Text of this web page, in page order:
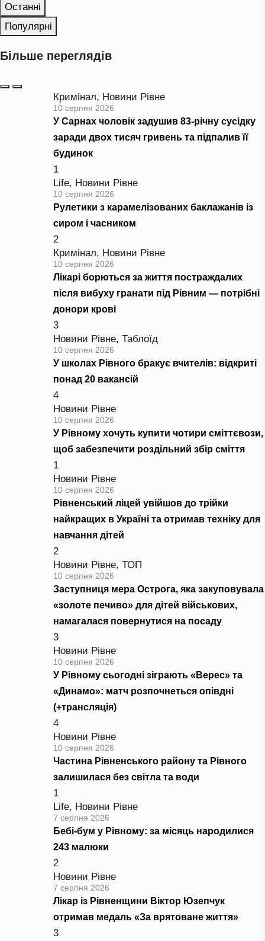
Останні
Популярні
Більше переглядів
Кримінал, Новини Рівне
10 серпня 2026
У Сарнах чоловік задушив 83-річну сусідку
заради двох тисяч гривень та підпалив її
будинок
1
Life, Новини Рівне
10 серпня 2026
Рулетики з карамелізованих баклажанів із
сиром і часником
2
Кримінал, Новини Рівне
10 серпня 2026
Лікарі борються за життя постраждалих
після вибуху гранати під Рівним — потрібні
донори крові
3
Новини Рівне, Таблоїд
10 серпня 2026
У школах Рівного бракує вчителів: відкриті
понад 20 вакансій
4
Новини Рівне
10 серпня 2026
У Рівному хочуть купити чотири сміттєвози,
щоб забезпечити роздільний збір сміття
1
Новини Рівне
10 серпня 2026
Рівненський ліцей увійшов до трійки
найкращих в Україні та отримав техніку для
навчання дітей
2
Новини Рівне, ТОП
10 серпня 2026
Заступниця мера Острога, яка закуповувала
«золоте печиво» для дітей військових,
намагалася повернутися на посаду
3
Новини Рівне
10 серпня 2026
У Рівному сьогодні зіграють «Верес» та
«Динамо»: матч розпочнеться опівдні
(+трансляція)
4
Новини Рівне
10 серпня 2026
Частина Рівненського району та Рівного
залишилася без світла та води
1
Life, Новини Рівне
7 серпня 2026
Бебі-бум у Рівному: за місяць народилися
243 малюки
2
Новини Рівне
7 серпня 2026
Лікар із Рівненщини Віктор Юзепчук
отримав медаль «За врятоване життя»
3